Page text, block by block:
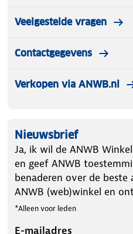
Veelgestelde vragen
Contactgegevens
Verkopen via ANWB.nl
Nieuwsbrief
Ja, ik wil de ANWB
en geef ANWB
benaderen over de
ANWB (web)winkel en
*Alleen voor leden
E-mailadres